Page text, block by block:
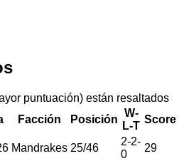
puntuación) están resaltados
Facción Posición
W-
L-T
Score
Mandrakes 25/46
2-2-
0
29